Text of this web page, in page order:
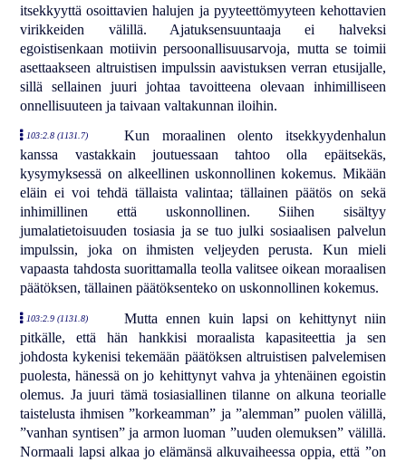
itsekkyyttä osoittavien halujen ja pyyteettömyyteen kehottavien
virikkeiden välillä. Ajatuksensuuntaaja ei halveksi
egoistisenkaan motiivin persoonallisuusarvoja, mutta se toimii
asettaakseen altruistisen impulssin aavistuksen verran etusijalle,
sillä sellainen juuri johtaa tavoitteena olevaan inhimilliseen
onnellisuuteen ja taivaan valtakunnan iloihin.
103:2.8 (1131.7)
Kun moraalinen olento itsekkyydenhalun
kanssa vastakkain joutuessaan tahtoo olla epäitsekäs,
kysymyksessä on alkeellinen uskonnollinen kokemus. Mikään
eläin ei voi tehdä tällaista valintaa; tällainen päätös on sekä
inhimillinen että uskonnollinen. Siihen sisältyy
jumalatietoisuuden tosiasia ja se tuo julki sosiaalisen palvelun
impulssin, joka on ihmisten veljeyden perusta. Kun mieli
vapaasta tahdosta suorittamalla teolla valitsee oikean moraalisen
päätöksen, tällainen päätöksenteko on uskonnollinen kokemus.
103:2.9 (1131.8)
Mutta ennen kuin lapsi on kehittynyt niin
pitkälle, että hän hankkisi moraalista kapasiteettia ja sen
johdosta kykenisi tekemään päätöksen altruistisen palvelemisen
puolesta, hänessä on jo kehittynyt vahva ja yhtenäinen egoistin
olemus. Ja juuri tämä tosiasiallinen tilanne on alkuna teorialle
taistelusta ihmisen ”korkeamman” ja ”alemman” puolen välillä,
”vanhan syntisen” ja armon luoman ”uuden olemuksen” välillä.
Normaali lapsi alkaa jo elämänsä alkuvaiheessa oppia, että ”on